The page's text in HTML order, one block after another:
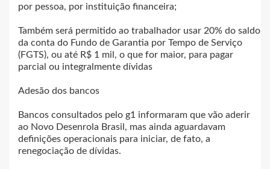
por pessoa, por instituição financeira;
Também será permitido ao trabalhador usar 20% do saldo
da conta do Fundo de Garantia por Tempo de Serviço
(FGTS), ou até R$ 1 mil, o que for maior, para pagar
parcial ou integralmente dívidas
Adesão dos bancos
Bancos consultados pelo g1 informaram que vão aderir
ao Novo Desenrola Brasil, mas ainda aguardavam
definições operacionais para iniciar, de fato, a
renegociação de dívidas.